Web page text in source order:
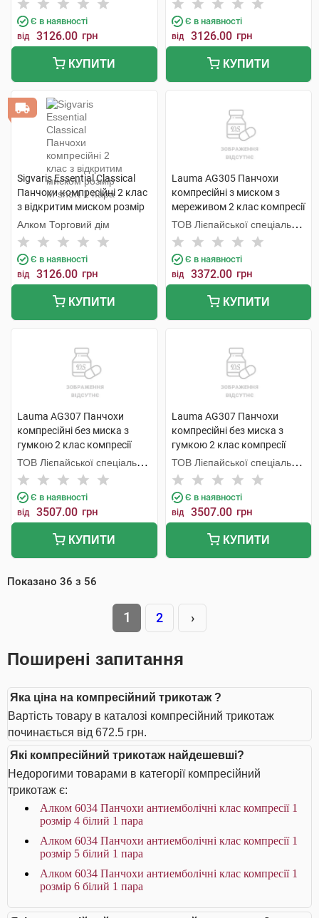
Є в наявності
від 3126.00 грн
КУПИТИ
Є в наявності
від 3126.00 грн
КУПИТИ
Sigvaris Essential Classical
Панчохи компресійні 2 клас
з відкритим миском розмір
М short 1 пара
Алком Торговий дім
Є в наявності
від 3126.00 грн
КУПИТИ
Lauma AG305 Панчохи
компресійні з миском з
мереживом 2 клас компресії
колір натуральний розмір 4
1 пара
ТОВ Лієпайської спеціальної
економічної зони Лаума
Медікал,
Є в наявності
від 3372.00 грн
КУПИТИ
Lauma AG307 Панчохи
компресійні без миска з
гумкою 2 клас компресії
колір натуральний розмір 4D
1 пара
ТОВ Лієпайської спеціальної
економічної зони Лаума
Медікал,
Є в наявності
від 3507.00 грн
КУПИТИ
Lauma AG307 Панчохи
компресійні без миска з
гумкою 2 клас компресії
колір натуральний розмір 3D
1 пара
ТОВ Лієпайської спеціальної
економічної зони Лаума
Медікал,
Є в наявності
від 3507.00 грн
КУПИТИ
Показано 36 з 56
1 2 ›
Поширені запитання
Яка ціна на компресійний трикотаж ?
Вартість товару в каталозі компресійний трикотаж
починається від 672.5 грн.
Які компресійний трикотаж найдешевші?
Недорогими товарами в категорії компресійний
трикотаж є:
Алком 6034 Панчохи антиемболічні клас компресії 1
розмір 4 білий 1 пара
Алком 6034 Панчохи антиемболічні клас компресії 1
розмір 5 білий 1 пара
Алком 6034 Панчохи антиемболічні клас компресії 1
розмір 6 білий 1 пара